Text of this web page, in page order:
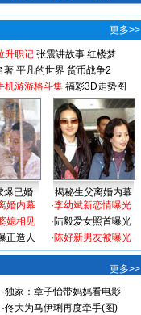
更多>>
升职记 张震讲故事 红楼梦
著 平凡的世界 货币战争2
机游游格斗集 福彩3D走势图
爆已婚
揭秘生父离婚内幕
婚内幕
媳相见
正造人
·李幼斌新恋情曝光
·陆毅爱女照首曝光
·陈好新男友被曝光
更多>>
·独家：章子怡带妈妈看电影
·佟大为马伊琍再度牵手(图)